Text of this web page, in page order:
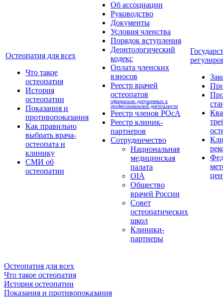
Остеопатия для всех
Что такое
остеопатия
История
остеопатии
Показания и
противопоказания
Как правильно
выбрать врача-
остеопата и
клинику
СМИ об
остеопатии
Об ассоциации
Руководство
Документы
Условия членства
Порядок вступления
Деонтологический
кодекс
Оплата членских
взносов
Реестр врачей
остеопатов
официально допущенных к
профессиональной деятельности
Реестр членов РОсА
Реестр клиник-
партнеров
Сотрудничество
Национальная
медицинская
палата
OIA
Общество
врачей России
Совет
остеопатических
школ
Клиники-
партнеры
Остеопатия для всех
Что такое остеопатия
История остеопатии
Показания и противопоказания